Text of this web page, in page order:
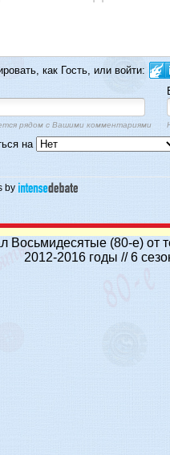
как Гость, или войти:
рядом с Вашими комментариями
на
by
Восьмидесятые (80-е)
2012-2016 годы // 6